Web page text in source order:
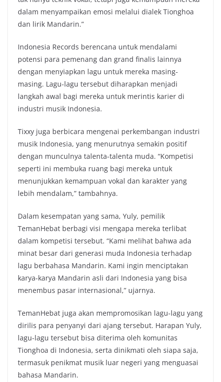
dalam menyampaikan emosi melalui dialek Tionghoa
dan lirik Mandarin.”
Indonesia Records berencana untuk mendalami
potensi para pemenang dan grand finalis lainnya
dengan menyiapkan lagu untuk mereka masing-
masing. Lagu-lagu tersebut diharapkan menjadi
langkah awal bagi mereka untuk merintis karier di
industri musik Indonesia.
Tixxy juga berbicara mengenai perkembangan industri
musik Indonesia, yang menurutnya semakin positif
dengan munculnya talenta-talenta muda. “Kompetisi
seperti ini membuka ruang bagi mereka untuk
menunjukkan kemampuan vokal dan karakter yang
lebih mendalam,” tambahnya.
Dalam kesempatan yang sama, Yuly, pemilik
TemanHebat berbagi visi mengapa mereka terlibat
dalam kompetisi tersebut. “Kami melihat bahwa ada
minat besar dari generasi muda Indonesia terhadap
lagu berbahasa Mandarin. Kami ingin menciptakan
karya-karya Mandarin asli dari Indonesia yang bisa
menembus pasar internasional,” ujarnya.
TemanHebat juga akan mempromosikan lagu-lagu yang
dirilis para penyanyi dari ajang tersebut. Harapan Yuly,
lagu-lagu tersebut bisa diterima oleh komunitas
Tionghoa di Indonesia, serta dinikmati oleh siapa saja,
termasuk penikmat musik luar negeri yang menguasai
bahasa Mandarin.